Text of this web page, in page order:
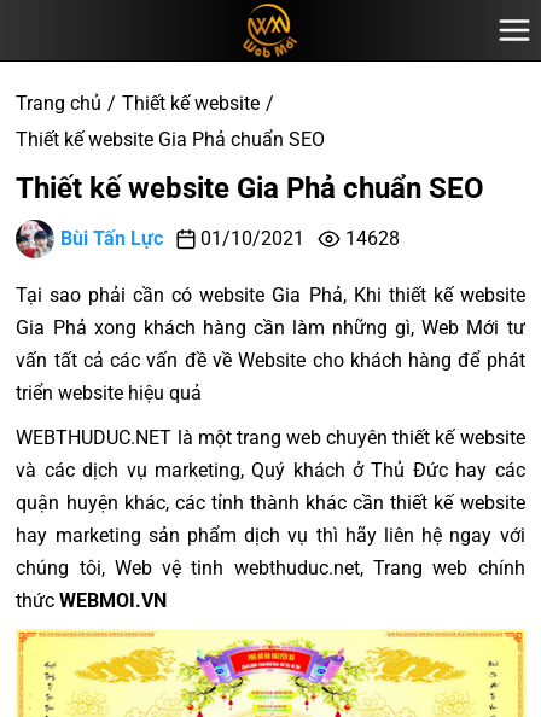
Trang chủ
Thiết kế website
Thiết kế website Gia Phả chuẩn SEO
Thiết kế website Gia Phả chuẩn SEO
Bùi Tấn Lực 01/10/2021 14628
Tại sao phải cần có website Gia Phả, Khi thiết kế website
Gia Phả xong khách hàng cần làm những gì, Web Mới tư
vấn tất cả các vấn đề về Website cho khách hàng để phát
triển website hiệu quả
WEBTHUDUC.NET là một trang web chuyên thiết kế website
và các dịch vụ marketing, Quý khách ở Thủ Đức hay các
quận huyện khác, các tỉnh thành khác cần thiết kế website
hay marketing sản phẩm dịch vụ thì hãy liên hệ ngay với
chúng tôi, Web vệ tinh webthuduc.net, Trang web chính
thứcWEBMOI.VN